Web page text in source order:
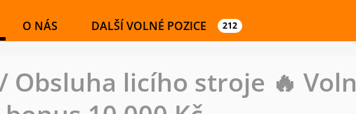
O NÁS DALŠÍ VOLNÉ POZICE 212
/ Obsluha licího stroje 🔥